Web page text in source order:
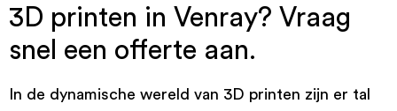
3D printen in Venray? Vraag
snel een offerte aan.
In de dynamische wereld van 3D printen zijn er tal